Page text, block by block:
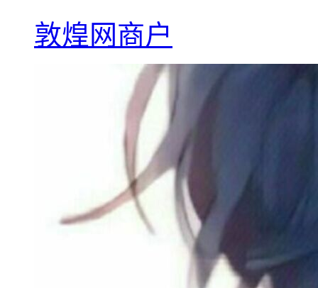
敦煌网商户